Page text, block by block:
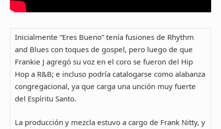
Inicialmente “Eres Bueno” tenía fusiones de Rhythm
and Blues con toques de gospel, pero luego de que
Frankie J agregó su voz en el coro se fueron del Hip
Hop a R&B; e incluso podría catalogarse como alabanza
congregacional, ya que carga una unción muy fuerte
del Espíritu Santo.
La producción y mezcla estuvo a cargo de Frank Nitty, y